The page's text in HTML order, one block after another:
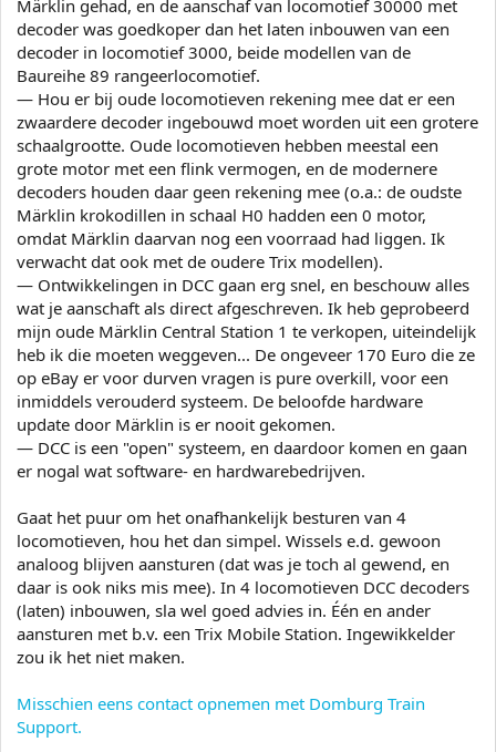
Märklin gehad, en de aanschaf van locomotief 30000 met
decoder was goedkoper dan het laten inbouwen van een
decoder in locomotief 3000, beide modellen van de
Baureihe 89 rangeerlocomotief.
— Hou er bij oude locomotieven rekening mee dat er een
zwaardere decoder ingebouwd moet worden uit een grotere
schaalgrootte. Oude locomotieven hebben meestal een
grote motor met een flink vermogen, en de modernere
decoders houden daar geen rekening mee (o.a.: de oudste
Märklin krokodillen in schaal H0 hadden een 0 motor,
omdat Märklin daarvan nog een voorraad had liggen. Ik
verwacht dat ook met de oudere Trix modellen).
— Ontwikkelingen in DCC gaan erg snel, en beschouw alles
wat je aanschaft als direct afgeschreven. Ik heb geprobeerd
mijn oude Märklin Central Station 1 te verkopen, uiteindelijk
heb ik die moeten weggeven... De ongeveer 170 Euro die ze
op eBay er voor durven vragen is pure overkill, voor een
inmiddels verouderd systeem. De beloofde hardware
update door Märklin is er nooit gekomen.
— DCC is een "open" systeem, en daardoor komen en gaan
er nogal wat software- en hardwarebedrijven.
Gaat het puur om het onafhankelijk besturen van 4
locomotieven, hou het dan simpel. Wissels e.d. gewoon
analoog blijven aansturen (dat was je toch al gewend, en
daar is ook niks mis mee). In 4 locomotieven DCC decoders
(laten) inbouwen, sla wel goed advies in. Één en ander
aansturen met b.v. een Trix Mobile Station. Ingewikkelder
zou ik het niet maken.
Misschien eens contact opnemen met Domburg Train
Support.